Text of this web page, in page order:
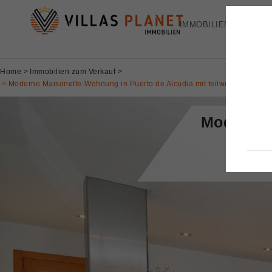
IMMOBILIEN
Home
Immobilien zum Verkauf
Moderne Maisonette-Wohnung in Puerto de Alcudia mit teilweisem